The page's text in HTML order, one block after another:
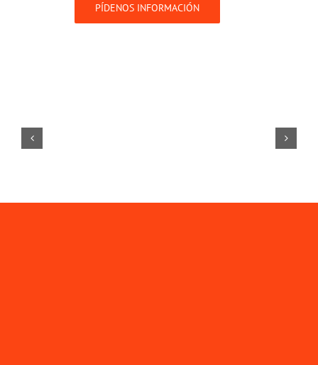
PÍDENOS INFORMACIÓN